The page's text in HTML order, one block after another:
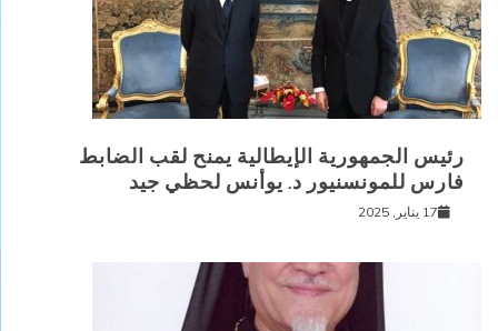
رئيس الجمهورية الإيطالية يمنح لقب الضابط
فارس للمونسنيور د. يوأنس لحظي جيد
17 يناير, 2025